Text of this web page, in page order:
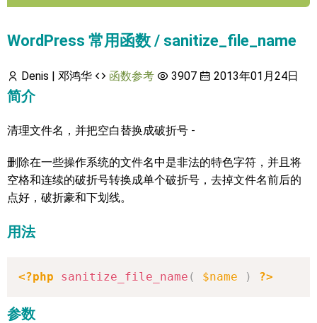
WordPress 常用函数 / sanitize_file_name
Denis | 邓鸿华 函数参考 3907 2013年01月24日
简介
清理文件名，并把空白替换成破折号 -
删除在一些操作系统的文件名中是非法的特色字符，并且将
空格和连续的破折号转换成单个破折号，去掉文件名前后的
点好，破折豪和下划线。
用法
<?php sanitize_file_name ( $name ) ?>
参数